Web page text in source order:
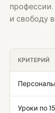
и свободу
КРИТЕРИЙ
Уроки по